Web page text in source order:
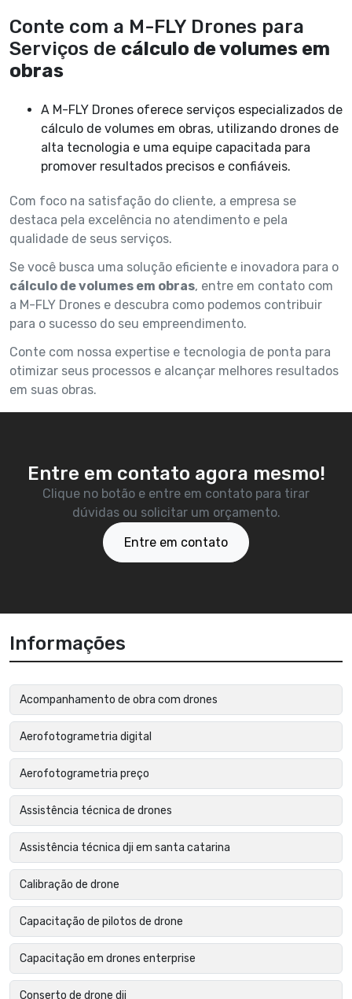
Conte com a M-FLY Drones para
Serviços de cálculo de volumes em
obras
A M-FLY Drones oferece serviços especializados de
cálculo de volumes em obras, utilizando drones de
alta tecnologia e uma equipe capacitada para
promover resultados precisos e confiáveis.
Com foco na satisfação do cliente, a empresa se
destaca pela excelência no atendimento e pela
qualidade de seus serviços.
Se você busca uma solução eficiente e inovadora para o
cálculo de volumes em obras, entre em contato com
a M-FLY Drones e descubra como podemos contribuir
para o sucesso do seu empreendimento.
Conte com nossa expertise e tecnologia de ponta para
otimizar seus processos e alcançar melhores resultados
em suas obras.
Entre em contato agora mesmo!
Clique no botão e entre em contato para tirar
dúvidas ou solicitar um orçamento.
Entre em contato
Informações
Acompanhamento de obra com drones
Aerofotogrametria digital
Aerofotogrametria preço
Assistência técnica de drones
Assistência técnica dji em santa catarina
Calibração de drone
Capacitação de pilotos de drone
Capacitação em drones enterprise
Conserto de drone dji